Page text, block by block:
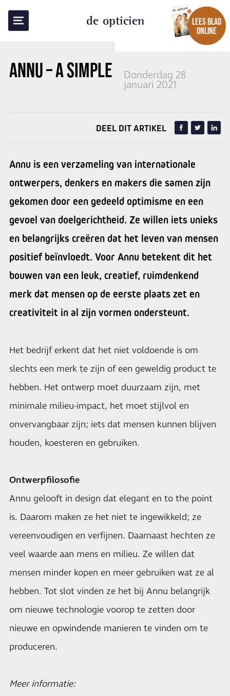
de opticien
LEES BLAD
ONLINE
ANNU– A SIMPLE STORYDonderdag 28
januari 2021
TERUG NAAR OVERZICHT
DEEL DIT ARTIKEL
Annu is een verzameling van internationale
ontwerpers, denkers en makers die samen zijn
gekomen door een gedeeld optimisme en een
gevoel van doelgerichtheid. Ze willen iets unieks
en belangrijks creëren dat het leven van mensen
positief beïnvloedt. Voor Annu betekent dit het
bouwen van een leuk, creatief, ruimdenkend
merk dat mensen op de eerste plaats zet en
creativiteit in al zijn vormen ondersteunt.
Het bedrijf erkent dat het niet voldoende is om
slechts een merk te zijn of een geweldig product te
hebben. Het ontwerp moet duurzaam zijn, met
minimale milieu-impact, het moet stijlvol en
onvervangbaar zijn; iets dat mensen kunnen blijven
houden, koesteren en gebruiken.
Ontwerpfilosofie
Annu gelooft in design dat elegant en to the point
is. Daarom maken ze het niet te ingewikkeld; ze
vereenvoudigen en verfijnen. Daarnaast hechten ze
veel waarde aan mens en milieu. Ze willen dat
mensen minder kopen en meer gebruiken wat ze al
hebben. Tot slot vinden ze het bij Annu belangrijk
om nieuwe technologie voorop te zetten door
nieuwe en opwindende manieren te vinden om te
produceren.
Meer informatie: